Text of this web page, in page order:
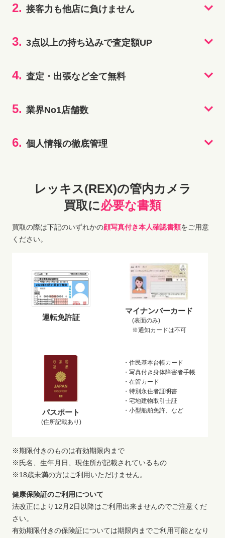
2. 接客力も他店に負けません
3. 3点以上の持ち込みで査定額UP
4. 査定・出張など全て無料
5. 業界No1店舗数
6. 個人情報の徹底管理
レッキス(REX)の管内カメラ
買取に必要な書類
買取の際は下記のいずれかの顔写真付き本人確認書類をご用意
ください。
運転免許証
マイナンバーカード
(表面のみ)
※通知カードは不可
パスポート
(住所記載あり)
・住民基本台帳カード
・写真付き身体障害者手帳
・在留カード
・特別永住者証明書
・宅地建物取引士証
・小型船舶免許、など
※期限付きのものは有効期限内まで
※氏名、生年月日、現住所が記載されているもの
※18歳未満の方はご利用いただけません。
健康保険証のご利用について
法改正により12月2日以降はご利用出来ませんのでご注意くだ
さい。
有効期限付きの保険証については期限内までご利用可能となり